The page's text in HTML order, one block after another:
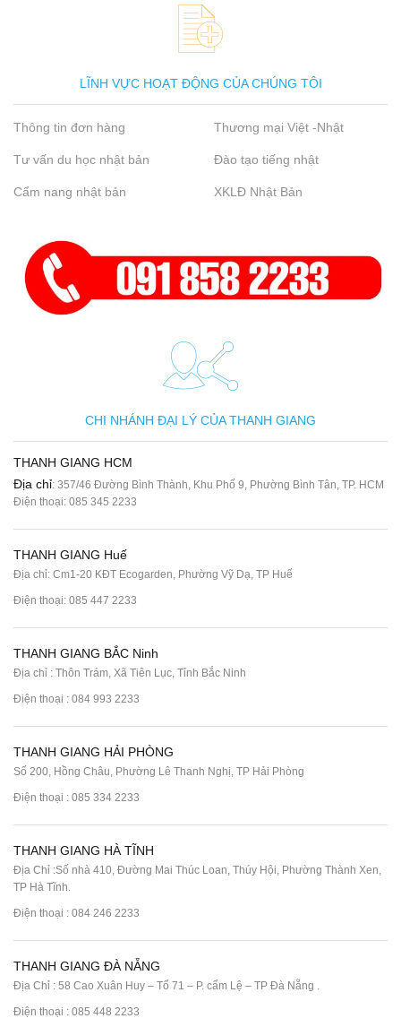
LĨNH VỰC HOẠT ĐỘNG CỦA CHÚNG TÔI
Thông tin đơn hàng Thương mại Việt -Nhật
Tư vấn du học nhật bản Đào tạo tiếng nhật
Cẩm nang nhật bản XKLĐ Nhật Bản
CHI NHÁNH ĐẠI LÝ CỦA THANH GIANG
THANH GIANG HCM
Địa chỉ: 357/46 Đường Bình Thành, Khu Phố 9, Phường Bình Tân, TP. HCM
Điện thoại: 085 345 2233
THANH GIANG Huế
Địa chỉ: Cm1-20 KĐT Ecogarden, Phường Vỹ Dạ, TP Huế
Điện thoại: 085 447 2233
THANH GIANG BẮC Ninh
Địa chỉ : Thôn Trám, Xã Tiên Lục, Tỉnh Bắc Ninh
Điện thoại : 084 993 2233
THANH GIANG HẢI PHÒNG
Số 200, Hồng Châu, Phường Lê Thanh Nghị, TP Hải Phòng
Điện thoại : 085 334 2233
THANH GIANG HÀ TĨNH
Địa Chỉ :Số nhà 410, Đường Mai Thúc Loan, Thúy Hội, Phường Thành Xen,
TP Hà Tĩnh.
Điện thoại : 084 246 2233
THANH GIANG ĐÀ NẴNG
Địa Chỉ : 58 Cao Xuân Huy – Tổ 71 – P. cẩm Lệ – TP Đà Nẵng .
Điện thoại : 085 448 2233